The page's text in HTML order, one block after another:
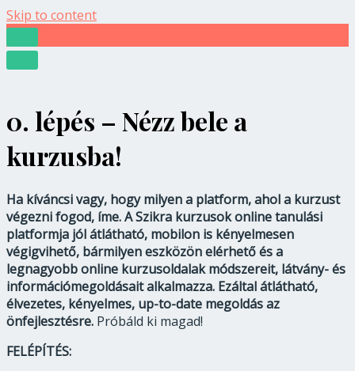
Skip to content
0. lépés – Nézz bele a
kurzusba!
Ha kíváncsi vagy, hogy milyen a platform, ahol a kurzust
végezni fogod, íme. A Szikra kurzusok online tanulási
platformja jól átlátható, mobilon is kényelmesen
végigvihető, bármilyen eszközön elérhető és a
legnagyobb online kurzusoldalak módszereit, látvány- és
információmegoldásait alkalmazza. Ezáltal átlátható,
élvezetes, kényelmes, up-to-date megoldás az
önfejlesztésre. Próbáld ki magad!
FELÉPÍTÉS: